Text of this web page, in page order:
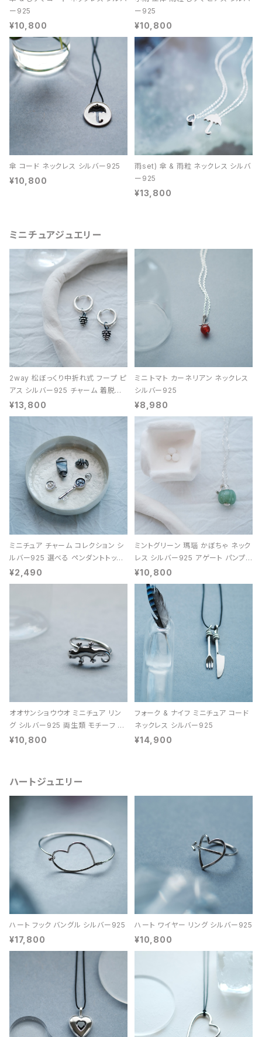
ー925
¥10,800
ー925
¥10,800
傘 コード ネックレス シルバー925
¥10,800
雨set) 傘 & 雨粒 ネックレス シルバ
ー925
¥13,800
ミニチュアジュエリー
2way 松ぼっくり中折れ式 フープ ピ
アス シルバー925 チャーム 着脱可
能 レディース ユニセックス
¥13,800
ミニ トマト カーネリアン ネックレス
シルバー925
¥8,980
ミニチュア チャーム コレクション シ
ルバー925 選べる ペンダントトップ
レディース ユニセックス
¥2,490
ミントグリーン 瑪瑙 かぼちゃ ネック
レス シルバー925 アゲート パンプキ
ン 天然石 レディース
¥10,800
オオサンショウウオ ミニチュア リン
グ シルバー925 両生類 モチーフ レ
ディース ユニセックス
¥10,800
フォーク & ナイフ ミニチュア コード
ネックレス シルバー925
¥14,900
ハートジュエリー
ハート フック バングル シルバー925
¥17,800
ハート ワイヤー リング シルバー925
¥10,800